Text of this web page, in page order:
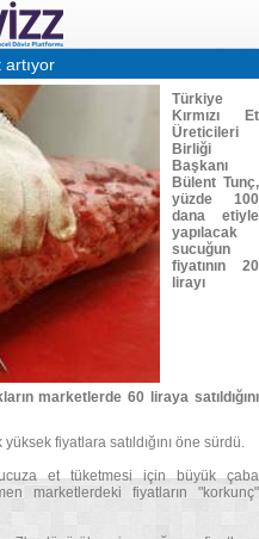
Türkiye
Kırmızı Et
Üreticileri
Birliği
Başkanı
Bülent Tunç,
yüzde 100
dana etiyle
yapılacak
sucuğun
fiyatının 20
lirayı
marketlerde 60 liraya satıldığını
fiyatlara satıldığını öne sürdü.
et tüketmesi için büyük çaba
marketlerdeki fiyatların "korkunç"